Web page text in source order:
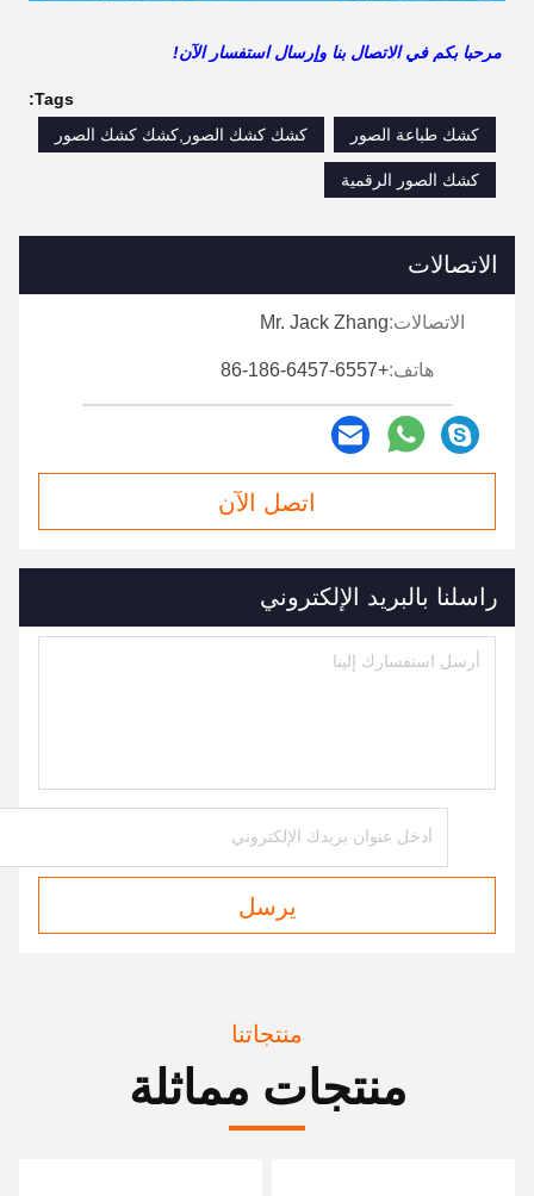
مرحبا بكم في الاتصال بنا وإرسال استفسار الآن!
Tags:
كشك طباعة الصور
كشك كشك الصور,كشك كشك الصور
كشك الصور الرقمية
الاتصالات
الاتصالات:Mr. Jack Zhang
هاتف:+86-186-6457-6557
اتصل الآن
راسلنا بالبريد الإلكتروني
يرسل
منتجاتنا
منتجات مماثلة